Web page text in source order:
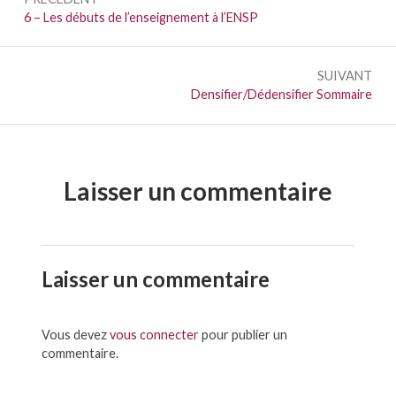
de
l’article
Précédent :
6 – Les débuts de l’enseignement à l’ENSP
SUIVANT
Suivant :
Densifier/Dédensifier Sommaire
Laisser un commentaire
Laisser un commentaire
Vous devezvous connecterpour publier un
commentaire.